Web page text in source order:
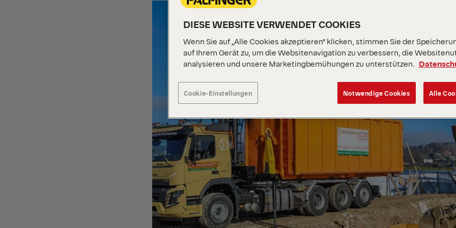
DIESE WEBSITE VERWENDET COOKIES
Wenn Sie auf „Alle Cookies akzeptieren“ klicken, stimmen Sie der
auf Ihrem Gerät zu, um die Websitenavigation zu verbessern, die
analysieren und unsere Marketingbemühungen zu unterstützen.
Cookie-Einstellungen Notwendige Cookies Alle